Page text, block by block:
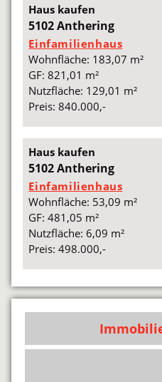
Haus kaufen
5102 Anthering
Einfamilienhaus
Wohnfläche: 183,07 m²
GF: 821,01 m²
Nutzfläche: 129,01 m²
Preis: 840.000,-
Haus kaufen
5102 Anthering
Einfamilienhaus
Wohnfläche: 53,09 m²
GF: 481,05 m²
Nutzfläche: 6,09 m²
Preis: 498.000,-